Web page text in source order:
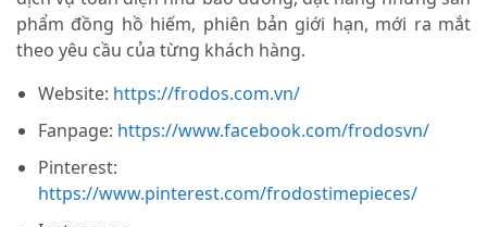
phẩm đồng hồ hiếm, phiên bản giới hạn, mới ra mắt
theo yêu cầu của từng khách hàng.
Website: https://frodos.com.vn/
Fanpage: https://www.facebook.com/frodosvn/
Pinterest:
https://www.pinterest.com/frodostimepieces/